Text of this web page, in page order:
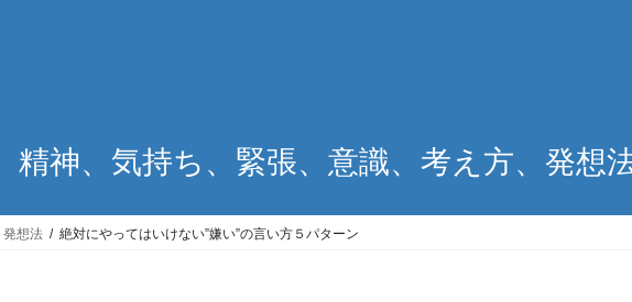
精神、気持ち、緊張、意識、考え方、発想
発想法 絶対にやってはいけない”嫌い”の言い方５パターン